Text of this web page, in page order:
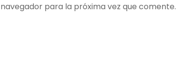
para la próxima vez que comente.